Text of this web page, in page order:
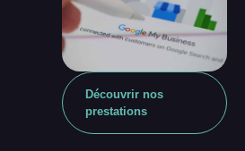
Découvrir nos
prestations